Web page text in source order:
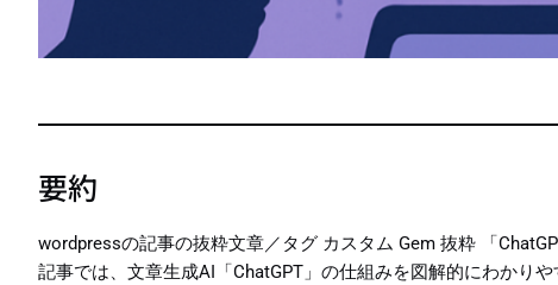
要約
wordpressの記事の抜粋文章／タグ カスタム Gem 抜粋 「
記事では、文章生成AI「ChatGPT」の仕組みを図解的にわかり